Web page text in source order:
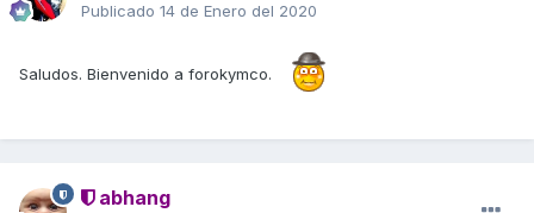
Publicado 14 de Enero del 2020
Saludos. Bienvenido a forokymco.
abhang